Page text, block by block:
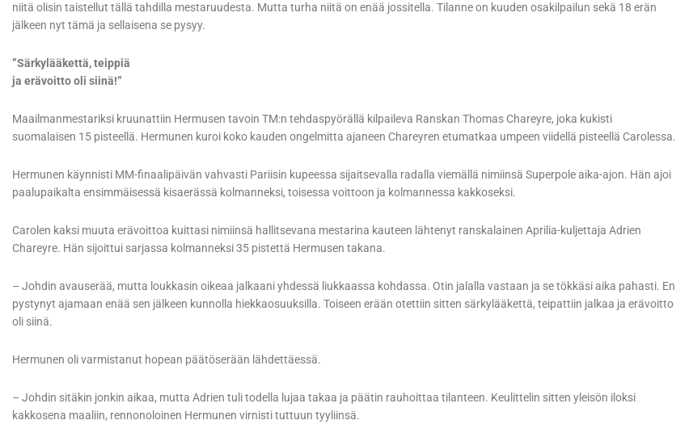
niitä olisin taistellut tällä tahdilla mestaruudesta. Mutta turha niitä on enää jossitella. Tilanne on kuuden osakilpailun sekä 18 erän
jälkeen nyt tämä ja sellaisena se pysyy.
”Särkylääkettä, teippiä
ja erävoitto oli siinä!”
Maailmanmestariksi kruunattiin Hermusen tavoin TM:n tehdaspyörällä kilpaileva Ranskan Thomas Chareyre, joka kukisti
suomalaisen 15 pisteellä. Hermunen kuroi koko kauden ongelmitta ajaneen Chareyren etumatkaa umpeen viidellä pisteellä Carolessa.
Hermunen käynnisti MM-finaalipäivän vahvasti Pariisin kupeessa sijaitsevalla radalla viemällä nimiinsä Superpole aika-ajon. Hän ajoi
paalupaikalta ensimmäisessä kisaerässä kolmanneksi, toisessa voittoon ja kolmannessa kakkoseksi.
Carolen kaksi muuta erävoittoa kuittasi nimiinsä hallitsevana mestarina kauteen lähtenyt ranskalainen Aprilia-kuljettaja Adrien
Chareyre. Hän sijoittui sarjassa kolmanneksi 35 pistettä Hermusen takana.
– Johdin avauserää, mutta loukkasin oikeaa jalkaani yhdessä liukkaassa kohdassa. Otin jalalla vastaan ja se tökkäsi aika pahasti. En
pystynyt ajamaan enää sen jälkeen kunnolla hiekkaosuuksilla. Toiseen erään otettiin sitten särkylääkettä, teipattiin jalkaa ja erävoitto
oli siinä.
Hermunen oli varmistanut hopean päätöserään lähdettäessä.
– Johdin sitäkin jonkin aikaa, mutta Adrien tuli todella lujaa takaa ja päätin rauhoittaa tilanteen. Keulittelin sitten yleisön iloksi
kakkosena maaliin, rennonoloinen Hermunen virnisti tuttuun tyyliinsä.